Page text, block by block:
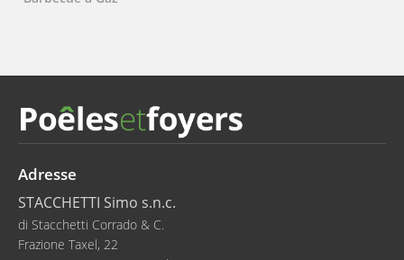
Adresse
STACCHETTI Simo s.n.c.
di Stacchetti Corrado & C.
Frazione Taxel, 22